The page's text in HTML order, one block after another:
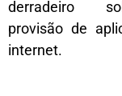
derradeiro
provisão de
internet.